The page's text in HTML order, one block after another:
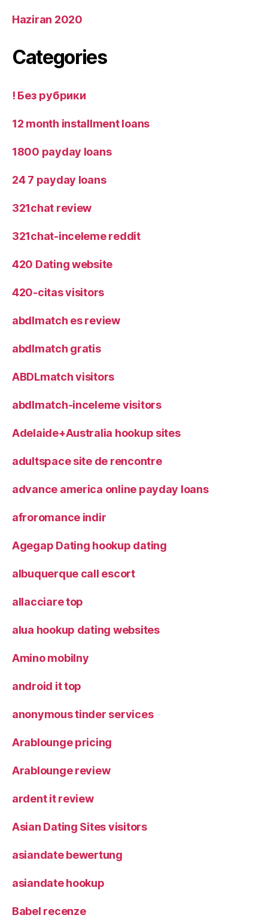
Haziran 2020
Categories
! Без рубрики
12 month installment loans
1800 payday loans
24 7 payday loans
321chat review
321chat-inceleme reddit
420 Dating website
420-citas visitors
abdlmatch es review
abdlmatch gratis
ABDLmatch visitors
abdlmatch-inceleme visitors
Adelaide+Australia hookup sites
adultspace site de rencontre
advance america online payday loans
afroromance indir
Agegap Dating hookup dating
albuquerque call escort
allacciare top
alua hookup dating websites
Amino mobilny
android it top
anonymous tinder services
Arablounge pricing
Arablounge review
ardent it review
Asian Dating Sites visitors
asiandate bewertung
asiandate hookup
Babel recenze